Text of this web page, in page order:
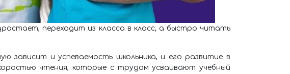
переходит из класса в класс, а быстро читать
зависит и успеваемость школьника, и его развитие в
чтения, которые с трудом усваивают учебный